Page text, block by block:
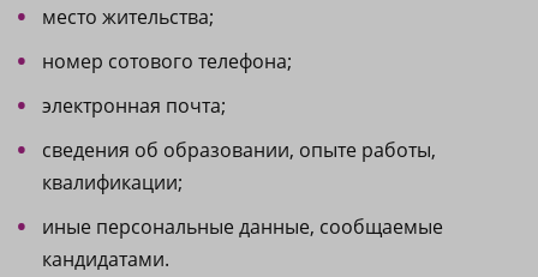
место жительства;
номер сотового телефона;
электронная почта;
сведения об образовании, опыте работы,
квалификации;
иные персональные данные, сообщаемые
кандидатами.